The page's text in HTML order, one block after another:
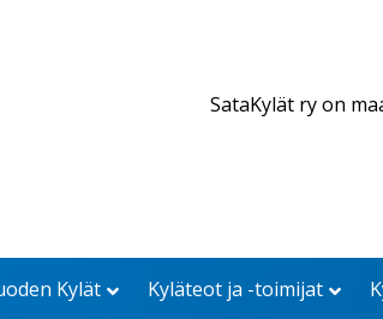
SataKylät ry on
Kylät Kyläteot ja -toimijat